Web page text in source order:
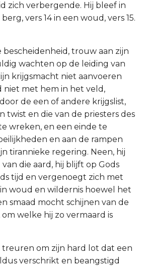
zich verbergende. Hij bleef in
vers 14 in een woud, vers 15.
bescheidenheid, trouw aan zijn
wachten op de leiding van
krijgsmacht niet aanvoeren
niet met hem in het veld,
de een of andere krijgslist,
twist en die van de priesters des
wreken, en een einde te
en aan de rampen
tirannieke regering. Neen, hij
die aard, hij blijft op Gods
tijd en vergenoegt zich met
woud en wildernis hoewel het
smaad mocht schijnen van de
welke hij zo vermaard is
treuren om zijn hard lot dat een
verschrikt en beangstigd